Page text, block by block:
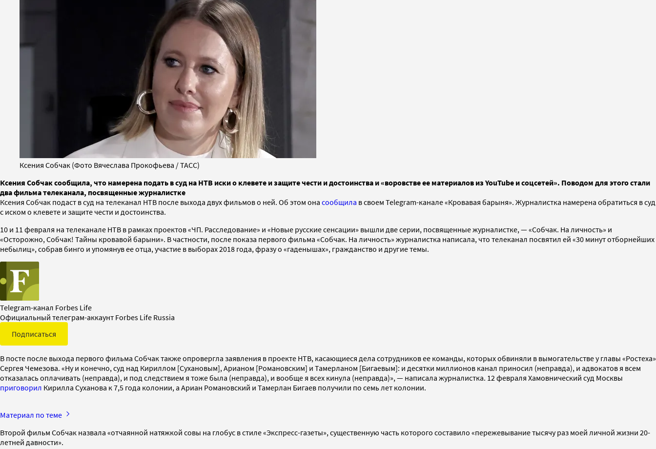
Ксения Собчак (Фото Вячеслава Прокофьева / ТАСС)
Ксения Собчак сообщила, что намерена подать в суд на НТВ иски о клевете и защите чести и достоинства и «воровстве ее материалов из YouTube и соцсетей». Поводом для этого стали
два фильма телеканала, посвященные журналистке
Ксения Собчак подаст в суд на телеканал НТВ после выхода двух фильмов о ней. Об этом она сообщила в своем Telegram-канале «Кровавая барыня». Журналистка намерена обратиться в суд
с иском о клевете и защите чести и достоинства.
10 и 11 февраля на телеканале НТВ в рамках проектов «ЧП. Расследование» и «Новые русские сенсации» вышли две серии, посвященные журналистке, — «Собчак. На личность» и
«Осторожно, Собчак! Тайны кровавой барыни». В частности, после показа первого фильма «Собчак. На личность» журналистка написала, что телеканал посвятил ей «30 минут отборнейших
небылиц», собрав бинго и упомянув ее отца, участие в выборах 2018 года, фразу о «гаденышах», гражданство и другие темы.
Telegram-канал Forbes Life
Официальный телеграм-аккаунт Forbes Life Russia
Подписаться
В посте после выхода первого фильма Собчак также опровергла заявления в проекте НТВ, касающиеся дела сотрудников ее команды, которых обвиняли в вымогательстве у главы «Ростеха»
Сергея Чемезова. «Ну и конечно, суд над Кириллом [Сухановым], Арианом [Романовским] и Тамерланом [Бигаевым]: и десятки миллионов канал приносил (неправда), и адвокатов я всем
отказалась оплачивать (неправда), и под следствием я тоже была (неправда), и вообще я всех кинула (неправда)», — написала журналистка. 12 февраля Хамовнический суд Москвы
приговорил Кирилла Суханова к 7,5 года колонии, а Ариан Романовский и Тамерлан Бигаев получили по семь лет колонии.
Материал по теме
Второй фильм Собчак назвала «отчаянной натяжкой совы на глобус в стиле «Экспресс-газеты», существенную часть которого составило «пережевывание тысячу раз моей личной жизни 20-
летней давности».